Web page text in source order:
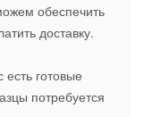
обеспечить
доставку.
готовые
потребуется